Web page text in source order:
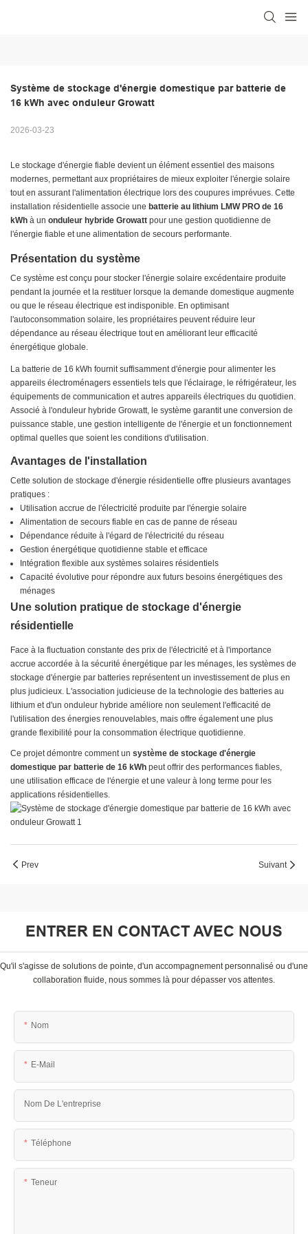
Système de stockage d'énergie domestique par batterie de
16 kWh avec onduleur Growatt
2026-03-23
Le stockage d'énergie fiable devient un élément essentiel des maisons
modernes, permettant aux propriétaires de mieux exploiter l'énergie solaire
tout en assurant l'alimentation électrique lors des coupures imprévues. Cette
installation résidentielle associe une batterie au lithium LMW PRO de 16
kWh à un onduleur hybride Growatt pour une gestion quotidienne de
l'énergie fiable et une alimentation de secours performante.
Présentation du système
Ce système est conçu pour stocker l'énergie solaire excédentaire produite
pendant la journée et la restituer lorsque la demande domestique augmente
ou que le réseau électrique est indisponible. En optimisant
l'autoconsommation solaire, les propriétaires peuvent réduire leur
dépendance au réseau électrique tout en améliorant leur efficacité
énergétique globale.
La batterie de 16 kWh fournit suffisamment d'énergie pour alimenter les
appareils électroménagers essentiels tels que l'éclairage, le réfrigérateur, les
équipements de communication et autres appareils électriques du quotidien.
Associé à l'onduleur hybride Growatt, le système garantit une conversion de
puissance stable, une gestion intelligente de l'énergie et un fonctionnement
optimal quelles que soient les conditions d'utilisation.
Avantages de l'installation
Cette solution de stockage d'énergie résidentielle offre plusieurs avantages
pratiques :
Utilisation accrue de l'électricité produite par l'énergie solaire
Alimentation de secours fiable en cas de panne de réseau
Dépendance réduite à l'égard de l'électricité du réseau
Gestion énergétique quotidienne stable et efficace
Intégration flexible aux systèmes solaires résidentiels
Capacité évolutive pour répondre aux futurs besoins énergétiques des
ménages
Une solution pratique de stockage d'énergie
résidentielle
Face à la fluctuation constante des prix de l'électricité et à l'importance
accrue accordée à la sécurité énergétique par les ménages, les systèmes de
stockage d'énergie par batteries représentent un investissement de plus en
plus judicieux. L'association judicieuse de la technologie des batteries au
lithium et d'un onduleur hybride améliore non seulement l'efficacité de
l'utilisation des énergies renouvelables, mais offre également une plus
grande flexibilité pour la consommation électrique quotidienne.
Ce projet démontre comment un système de stockage d'énergie
domestique par batterie de 16 kWh peut offrir des performances fiables,
une utilisation efficace de l'énergie et une valeur à long terme pour les
applications résidentielles.
Prev Suivant
ENTRER EN CONTACT AVEC NOUS
Qu'il s'agisse de solutions de pointe, d'un accompagnement personnalisé ou d'une
collaboration fluide, nous sommes là pour dépasser vos attentes.
Nom
E-Mail
Nom De L'entreprise
Téléphone
Teneur